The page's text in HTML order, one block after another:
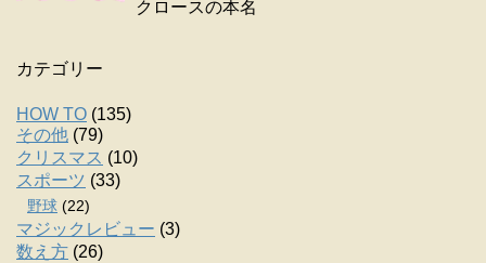
クロースの本名
カテゴリー
HOW TO (135)
その他 (79)
クリスマス (10)
スポーツ (33)
野球 (22)
マジックレビュー (3)
数え方 (26)